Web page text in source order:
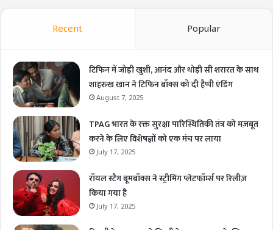
Recent Popular
टिफिन में जोड़ी खुशी, आनंद और थोड़ी सी शरारत के साथ
शाहरुख खान ने टिफिन बॉक्स को दी हैप्पी एंडिंग
August 7, 2025
TPAG भारत के रक्त सुरक्षा पारिस्थितिकी तंत्र को मज़बूत
करने के लिए विशेषज्ञों को एक मंच पर लाया
July 17, 2025
रॉयल स्टैग बूमबॉक्स ने स्ट्रीमिंग प्लेटफॉर्म्स पर रिलीज़
किया गया है
July 17, 2025